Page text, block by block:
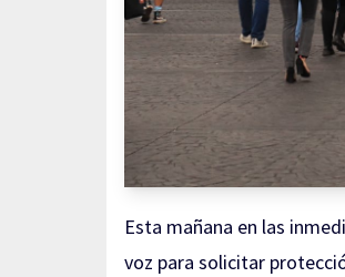
Esta mañana en las
voz para solicitar